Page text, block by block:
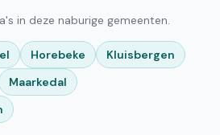
in deze naburige gemeenten.
Horebeke
Kluisbergen
Maarkedal